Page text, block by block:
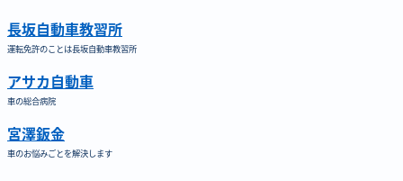
長坂自動車教習所
運転免許のことは長坂自動車教習所
アサカ自動車
車の総合病院
宮澤鈑金
車のお悩みごとを解決します